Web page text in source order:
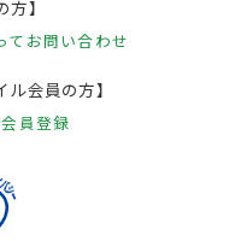
方】
て お問い合わせ
ル会員の方】
会員登録